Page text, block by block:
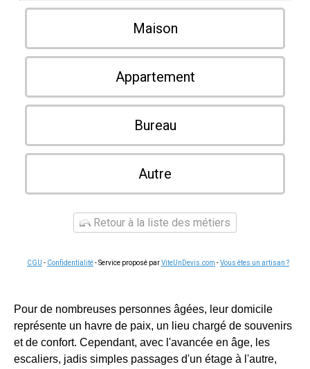
Maison
Appartement
Bureau
Autre
Retour à la liste des métiers
CGU - Confidentialité- Service proposé parViteUnDevis.com -Vous êtes un artisan ?
Pour de nombreuses personnes âgées, leur domicile
représente un havre de paix, un lieu chargé de souvenirs
et de confort. Cependant, avec l'avancée en âge, les
escaliers, jadis simples passages d'un étage à l'autre,